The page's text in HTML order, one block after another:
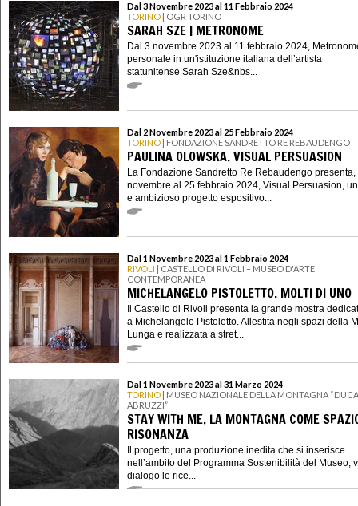
Dal 3 Novembre 2023 al 11 Febbraio 2024
TORINO | OGR TORINO
SARAH SZE | METRONOME
Dal 3 novembre 2023 al 11 febbraio 2024,
personale in un'istituzione italiana dell’artista
statunitense Sarah Sze&nbs...
Dal 2 Novembre 2023 al 25 Febbraio 2024
TORINO | FONDAZIONE SANDRETTO RE REBAUDENGO
PAULINA OLOWSKA. VISUAL PERSUASION
La Fondazione Sandretto Re Rebaudengo presenta,
novembre al 25 febbraio 2024, Visual Persuasion,
e ambizioso progetto espositivo...
Dal 1 Novembre 2023 al 1 Febbraio 2024
RIVOLI | CASTELLO DI RIVOLI – MUSEO D'ARTE
CONTEMPORANEA
MICHELANGELO PISTOLETTO. MOLTI DI UNO
Il Castello di Rivoli presenta la grande mostra
a Michelangelo Pistoletto. Allestita negli spazi della
Lunga e realizzata a stret...
Dal 1 Novembre 2023 al 31 Marzo 2024
TORINO | MUSEO NAZIONALE DELLA MONTAGNA
ABRUZZI”
STAY WITH ME. LA MONTAGNA COME
RISONANZA
Il progetto, una produzione inedita che si inserisce
nell’ambito del Programma Sostenibilità del Museo,
dialogo le rice...